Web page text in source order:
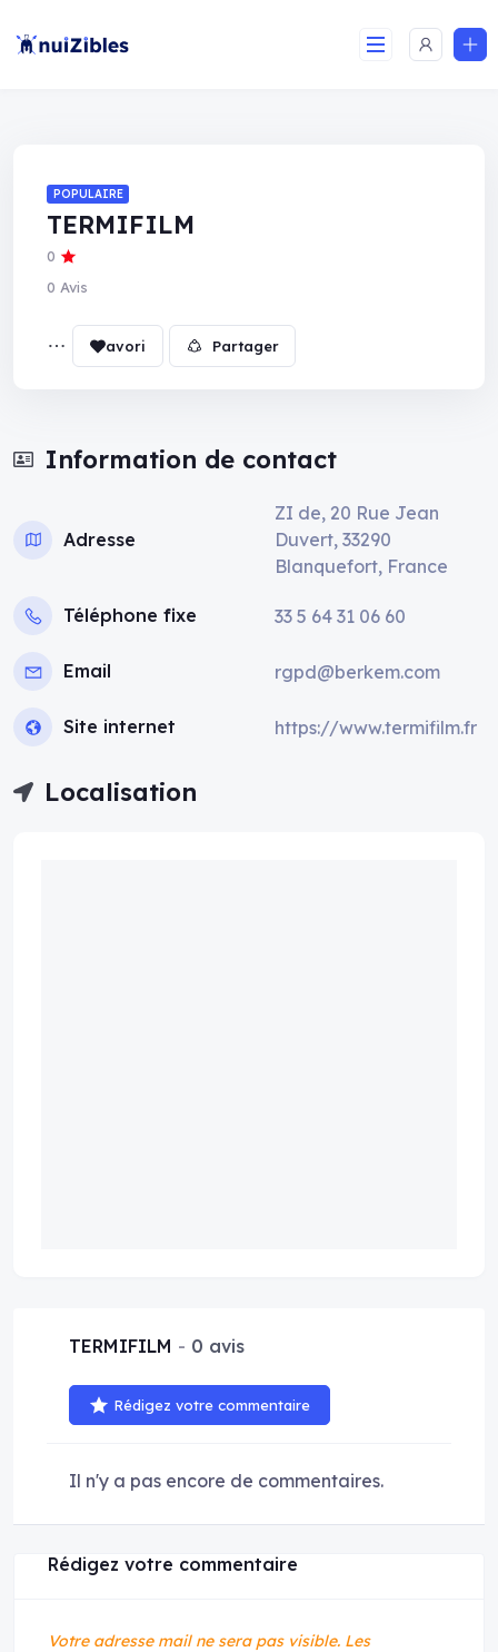
TERMIFILM
POPULAIRE
0
0 Avis
Partager
Information de contact
Adresse
ZI de, 20 Rue Jean
Duvert, 33290
Blanquefort, France
Téléphone fixe 33 5 64 31 06 60
Email rgpd@berkem.com
Site internet https://www.termifilm.fr
Localisation
TERMIFILM 0 avis
Rédigez votre commentaire
Il n'y a pas encore de commentaires.
Rédigez votre commentaire
Votre adresse mail ne sera pas visible. Les